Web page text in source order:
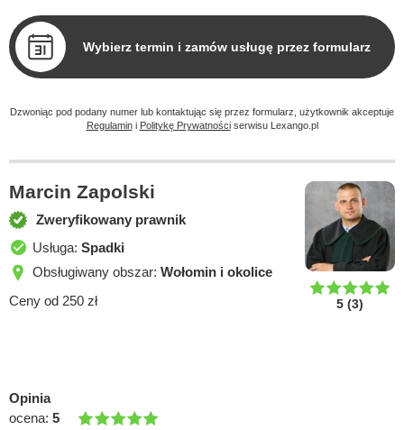
Wybierz termin i zamów usługę przez formularz
Dzwoniąc pod podany numer lub kontaktując się przez formularz, użytkownik akceptuje
Regulamini Politykę Prywatnościserwisu Lexango.pl
5 (3)
Marcin Zapolski
Zweryfikowany prawnik
Usługa: Spadki
Obsługiwany obszar: Wołomin i okolice
Ceny od 250 zł
Opinia
ocena: 5